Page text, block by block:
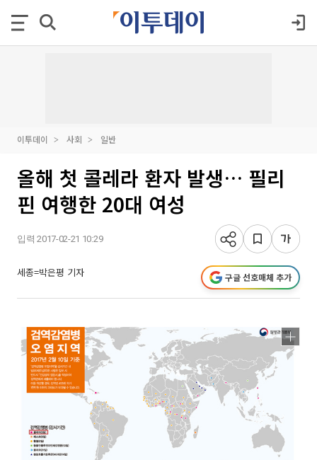
이투데이 사회 일반
올해 첫 콜레라 환자 발생… 필리
핀 여행한 20대 여성
입력 2017-02-21 10:29
세종=박은평 기자 구글 선호매체 추가